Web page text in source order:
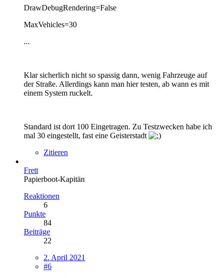
DrawDebugRendering=False
MaxVehicles=30
...
Klar sicherlich nicht so spassig dann, wenig Fahrzeuge auf
der Straße. Allerdings kann man hier testen, ab wann es mit
einem System ruckelt.
Standard ist dort 100 Eingetragen. Zu Testzwecken habe ich
mal 30 eingestellt, fast eine Geisterstadt
Zitieren
Frett
Papierboot-Kapitän
Reaktionen
6
Punkte
84
Beiträge
22
2. April 2021
#6